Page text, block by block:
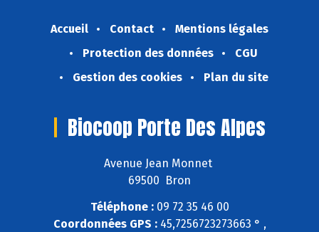
Accueil Contact
Mentions légales
Protection des données
CGU
Gestion des cookies
Plan du site
Biocoop Porte Des Alpes
Avenue Jean Monnet
69500 Bron
Téléphone :09 72 35 46 00
Coordonnées GPS :45,7256723273663 ° ,